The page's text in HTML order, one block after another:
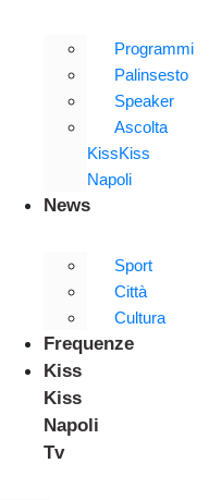
Programmi
Palinsesto
Speaker
Ascolta
KissKiss
Napoli
News
Sport
Città
Cultura
Frequenze
Kiss
Kiss
Napoli
Tv